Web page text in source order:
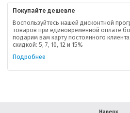
Покупайте дешевле
Воспользуйтесь нашей дисконтной
товаров при единовременной оплате
подарим вам карту постоянного
скидкой: 5, 7, 10, 12 и 15%
Подробнее
В помощь покупателю
Форма обратной связи